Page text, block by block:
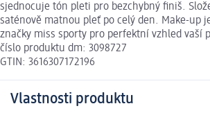
sjednocuje tón pleti pro bezchybný finiš.
saténově matnou pleť po celý den. Make-up
značky miss sporty pro perfektní vzhled vaší
číslo produktu dm: 3098727
GTIN: 3616307172196
Vlastnosti produktu